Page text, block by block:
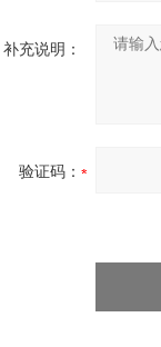
补充说明：
验证码：